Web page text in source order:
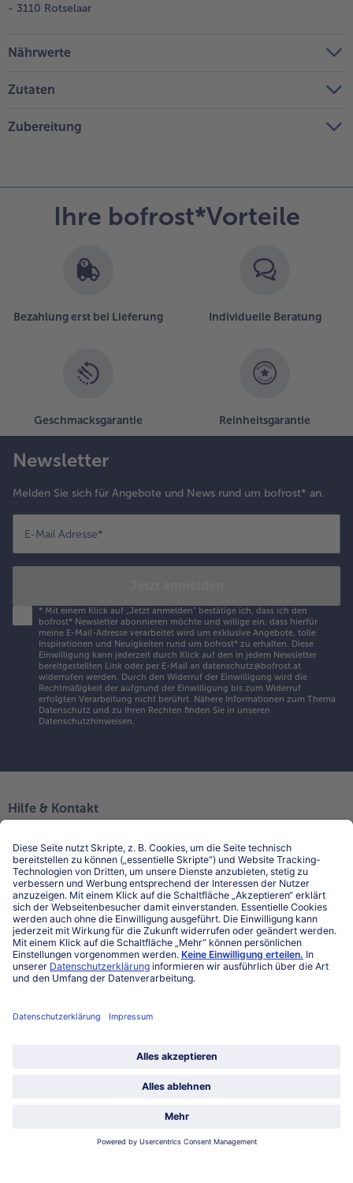
- 3110 Rotselaar
Nährwerte
Zutaten
Zubereitung
Ihre bofrost*Vorteile
Bezahlung erst bei Lieferung Individuelle Beratung
Geschmacksgarantie Reinheitsgarantie
Newsletter
Melden Sie sich für Angebote und News rund um bofrost* an.
E-Mail Adresse*
* Mit einem Klick auf „Jetzt anmelden" bestätige ich, dass ich den
bofrost* Newsletter abonnieren möchte und willige ein, dass hierfür
meine E-Mail-Adresse verarbeitet wird um exklusive Angebote, tolle
Inspirationen und Neuigkeiten rund um bofrost* zu erhalten. Diese
Einwilligung kann jederzeit durch Klick auf den in jedem Newsletter
bereitgestellten Link oder per E-Mail an datenschutz@bofrost.at
widerrufen werden. Durch den Widerruf der Einwilligung wird die
Rechtmäßigkeit der aufgrund der Einwilligung bis zum Widerruf
erfolgten Verarbeitung nicht berührt. Nähere Informationen zum Thema
Datenschutz und zu Ihren Rechten finden Sie in unseren
Datenschutzhinweisen.
Hilfe & Kontakt
Kontakt
FAQ
Service
Unternehmen